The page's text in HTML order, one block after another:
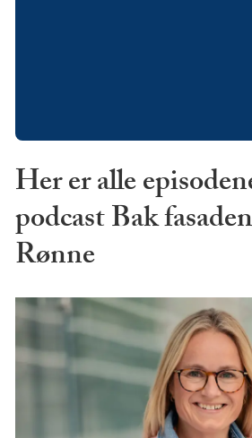
Her er alle
podcast Bak
Rønne